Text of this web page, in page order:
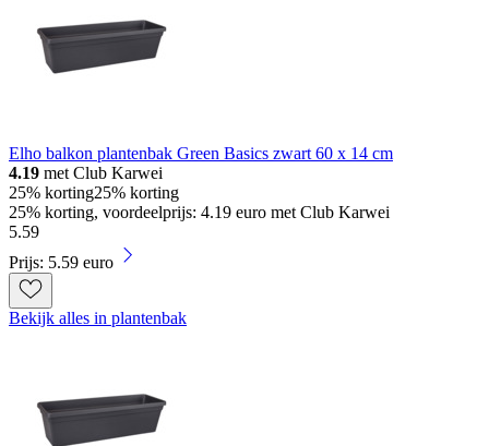
Elho balkon plantenbak Green Basics zwart 60 x 14 cm
4.19 met Club Karwei
25% korting25% korting
25% korting, voordeelprijs: 4.19 euro met Club Karwei
5.59
Prijs: 5.59 euro
Bekijk alles in plantenbak